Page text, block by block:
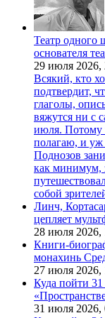
Театр одного
основателя
29 июля 2026,
Всякий, кто
подтвердит,
глаголы,
вяжутся ни с
июля. Потому
полагаю, и уж
Поднозов
как минимум,
собой
Линч,
цепляет
28 июля 2026,
Книги-
монахинь
27 июля 2026,
Куда пойти
31 июля 2026,